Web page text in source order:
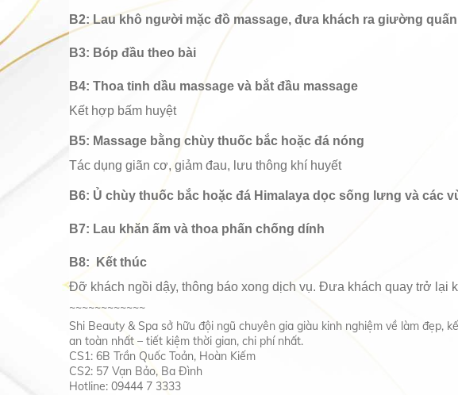
B2: Lau khô người mặc đồ massage, đưa khách ra giường
B3: Bóp đầu theo bài
B4: Thoa tinh dầu massage và bắt đầu massage
Kết hợp bấm huyệt
B5: Massage bằng chùy thuốc bắc hoặc đá nóng
Tác dụng giãn cơ, giảm đau, lưu thông khí huyết
B6: Ủ chùy thuốc bắc hoặc đá Himalaya dọc sống lưng và các
B7: Lau khăn ấm và thoa phấn chống dính
B8: Kết thúc
Đỡ khách ngồi dậy, thông báo xong dịch vụ. Đưa khách quay trở lại
~~~~~~~~~~~~
Shi Beauty & Spa sở hữu đội ngũ chuyên gia giàu kinh nghiệm về làm
an toàn nhất – tiết kiệm thời gian, chi phí nhất.
CS1: 6B Trần Quốc Toản, Hoàn Kiếm
CS2: 57 Vạn Bảo, Ba Đình
Hotline: 09444 7 3333